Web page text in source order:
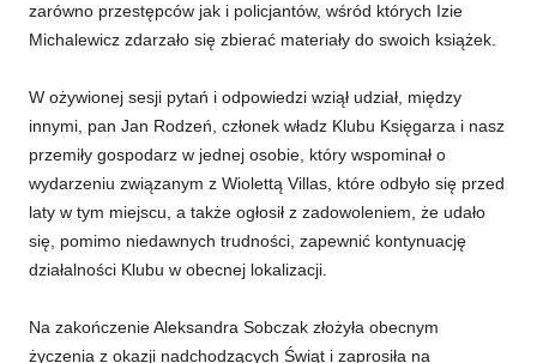
zarówno przestępców jak i policjantów, wśród których Izie
Michalewicz zdarzało się zbierać materiały do swoich książek.
W ożywionej sesji pytań i odpowiedzi wziął udział, między
innymi, pan Jan Rodzeń, członek władz Klubu Księgarza i nasz
przemiły gospodarz w jednej osobie, który wspominał o
wydarzeniu związanym z Wiolettą Villas, które odbyło się przed
laty w tym miejscu, a także ogłosił z zadowoleniem, że udało
się, pomimo niedawnych trudności, zapewnić kontynuację
działalności Klubu w obecnej lokalizacji.
Na zakończenie Aleksandra Sobczak złożyła obecnym
życzenia z okazji nadchodzących Świąt i zaprosiła na